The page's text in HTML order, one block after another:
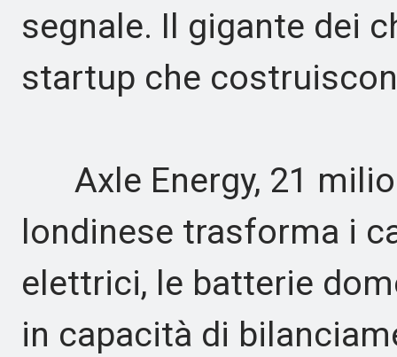
segnale. Il gigante dei
startup che
Axle Energy, 21
londinese trasforma i
elettrici, le batterie
in capacità di